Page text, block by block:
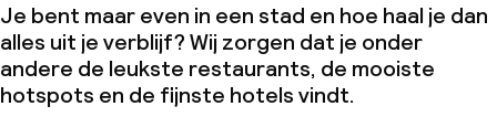
Je bent maar even in een stad en hoe haal je dan
alles uit je verblijf? Wij zorgen dat je onder
andere de leukste restaurants, de mooiste
hotspots en de fijnste hotels vindt.